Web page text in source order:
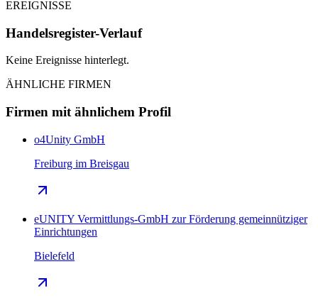
EREIGNISSE
Handelsregister-Verlauf
Keine Ereignisse hinterlegt.
ÄHNLICHE FIRMEN
Firmen mit ähnlichem Profil
o4Unity GmbH
Freiburg im Breisgau
eUNITY Vermittlungs-GmbH zur Förderung gemeinnütziger
Einrichtungen
Bielefeld